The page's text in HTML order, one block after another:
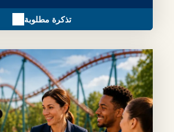
تذكرة مطلوبة